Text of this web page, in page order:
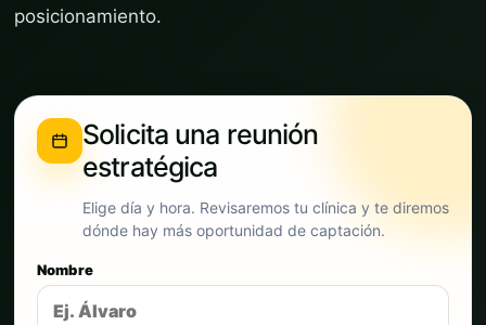
posicionamiento.
Solicita una reunión
estratégica
Elige día y hora. Revisaremos tu clínica y te diremos
dónde hay más oportunidad de captación.
Nombre